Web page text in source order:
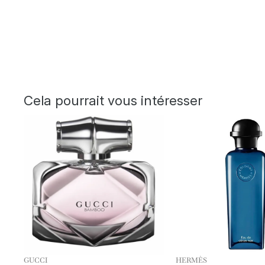
Cela pourrait vous intéresser
GUCCI HERMÈS